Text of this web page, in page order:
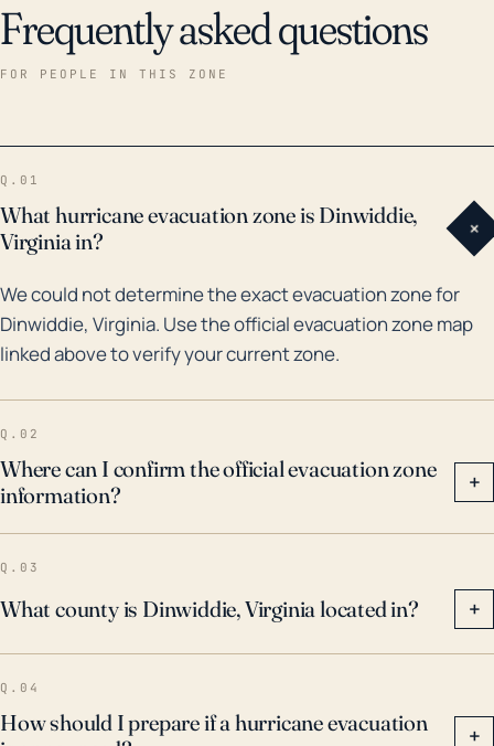
Frequently asked questions
FOR PEOPLE IN THIS ZONE
Q.01
What hurricane evacuation zone is Dinwiddie,
Virginia in?
+
We could not determine the exact evacuation zone for
Dinwiddie, Virginia. Use the official evacuation zone map
linked above to verify your current zone.
Q.02
Where can I confirm the official evacuation zone
information?
+
Q.03
What county is Dinwiddie, Virginia located in? +
Q.04
How should I prepare if a hurricane evacuation
+